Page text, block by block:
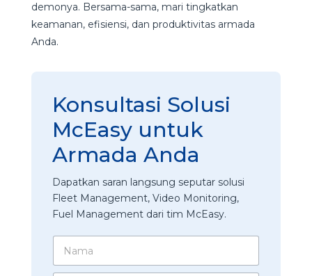
demonya. Bersama-sama, mari tingkatkan
keamanan, efisiensi, dan produktivitas armada
Anda.
Konsultasi Solusi
McEasy untuk
Armada Anda
Dapatkan saran langsung seputar solusi
Fleet Management, Video Monitoring,
Fuel Management dari tim McEasy.
m